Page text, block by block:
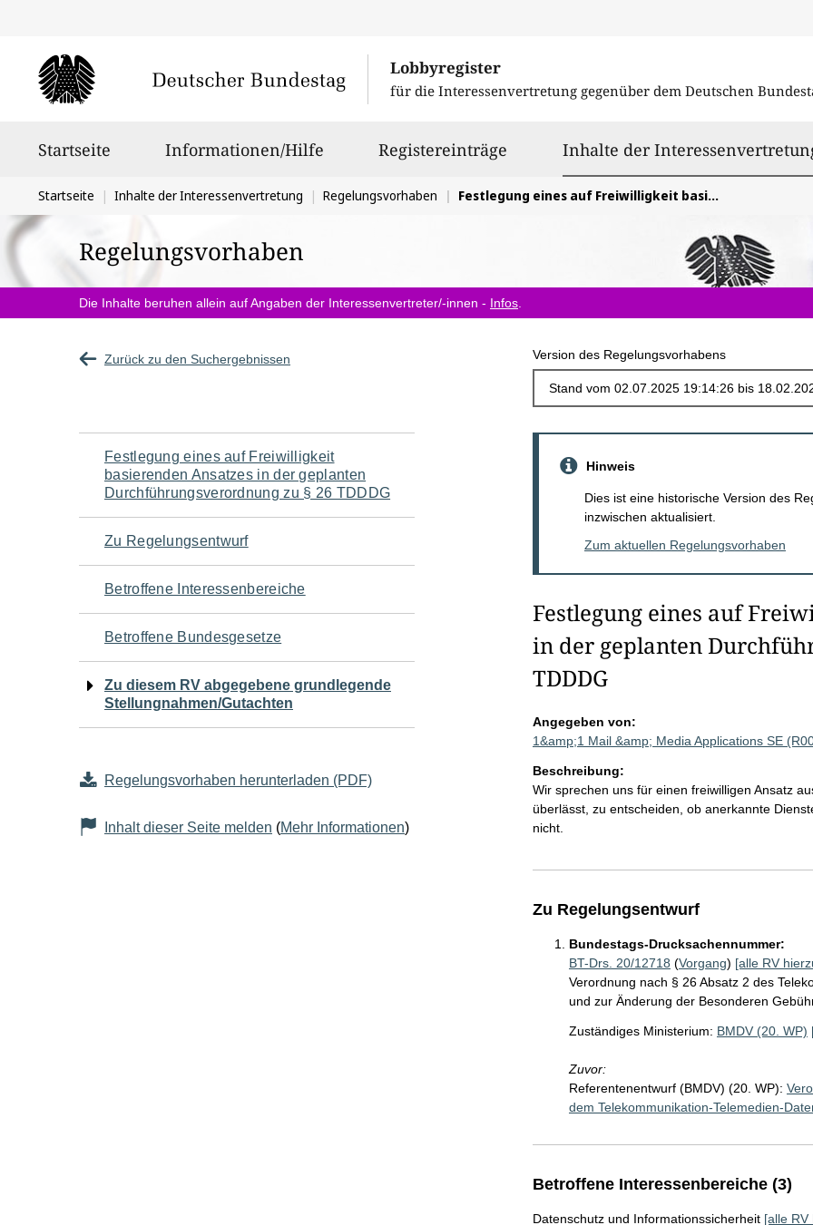
Lobbyregister
für die Interessenvertretung gegenüber dem Deutschen
Startseite Informationen/Hilfe Registereinträge Inhalte der
Sie
befinden
sich
hier:
Startseite Inhalte der Interessenvertretung Regelungsvorhaben Festlegung eines auf Freiwilligkeit basierenden Ansatzes in der geplanten Durchführungsverordnung zu § 26 TDDDG
Regelungsvorhaben
Die Inhalte beruhen allein auf Angaben der Interessenvertreter/-innen - Infos
Zurück zu den Suchergebnissen Version des Regelungsvorhabens
Navigation
für
den
Seiteninhalt
Festlegung eines auf Freiwilligkeit
basierenden Ansatzes in der geplanten
Durchführungsverordnung zu § 26 TDDDG
Zu Regelungsentwurf
Betroffene Interessenbereiche
Betroffene Bundesgesetze
Zu diesem RV abgegebene grundlegende
Stellungnahmen/Gutachten
Regelungsvorhaben herunterladen (PDF)
Inhalt dieser Seite melden (Mehr Informationen)
Hinweis
Dies ist eine historische Version des
inzwischen aktualisiert.
Zum aktuellen Regelungsvorhaben
Festlegung eines auf
in der geplanten
TDDDG
Angegeben von:
1&amp;1 Mail &amp; Media Applications SE
Beschreibung:
Wir sprechen uns für einen freiwilligen Ansatz
überlässt, zu entscheiden, ob anerkannte
nicht.
Zu Regelungsentwurf
Bundestags-Drucksachennummer:
BT-Drs. 20/12718 (Vorgang) [alle RV
Verordnung nach § 26 Absatz 2 des
und zur Änderung der Besonderen
Zuständiges Ministerium: BMDV (20. WP)
Zuvor:
Referentenentwurf (BMDV) (20. WP):
dem Telekommunikation-Telemedien-
Betroffene Interessenbereiche (3)
Datenschutz und Informationssicherheit [alle RV